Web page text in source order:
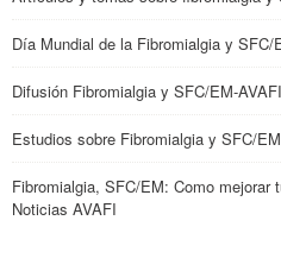
Día Mundial de la Fibromialgia y SFC/
Difusión Fibromialgia y SFC/EM-AVAFI
Estudios sobre Fibromialgia y SFC/EM
Fibromialgia, SFC/EM: Como mejorar
Noticias AVAFI